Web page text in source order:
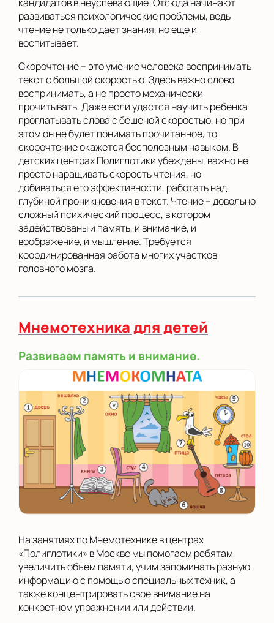
развиваться психологические проблемы, ведь
чтение не только дает знания, но еще и
воспитывает.
Скорочтение – это умение человека воспринимать
текст с большой скоростью. Здесь важно слово
воспринимать, а не просто механически
прочитывать. Даже если удастся научить ребенка
проглатывать слова с бешеной скоростью, но при
этом он не будет понимать прочитанное, то
скорочтение окажется бесполезным навыком. В
детских центрах Полиглотики убеждены, важно не
просто наращивать скорость чтения, но
добиваться его эффективности, работать над
глубиной проникновения в текст. Чтение – довольно
сложный психический процесс, в котором
задействованы и память, и внимание, и
воображение, и мышление. Требуется
координированная работа многих участков
головного мозга.
Мнемотехника для детей
Развиваем память и внимание.
На занятиях по Мнемотехнике в центрах
«Полиглотики» в Москве мы помогаем ребятам
увеличить объем памяти, учим запоминать разную
информацию с помощью специальных техник, а
также концентрировать свое внимание на
конкретном упражнении или действии.